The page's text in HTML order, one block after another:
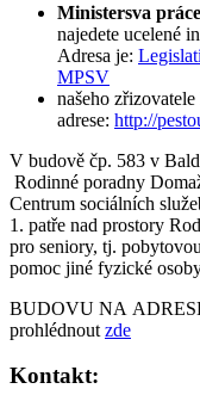
Ministersva
najedete ucelené
Adresa je:
MPSV
našeho
adrese: http://
V budově čp. 583 v
Rodinné poradny
Centrum sociálních
1. patře nad prostory
pro seniory, tj.
pomoc jiné fyzické
BUDOVU NA
prohlédnout zde
Kontakt: